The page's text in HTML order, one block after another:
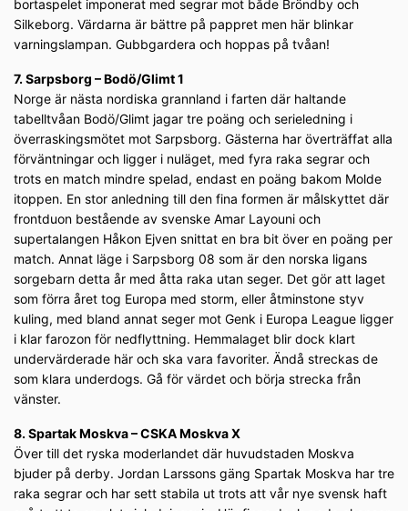
bortaspelet imponerat med segrar mot både Bröndby och
Silkeborg. Värdarna är bättre på pappret men här blinkar
varningslampan. Gubbgardera och hoppas på tvåan!
7. Sarpsborg – Bodö/Glimt 1
Norge är nästa nordiska grannland i farten där haltande
tabelltvåan Bodö/Glimt jagar tre poäng och serieledning i
överraskingsmötet mot Sarpsborg. Gästerna har överträffat alla
förväntningar och ligger i nuläget, med fyra raka segrar och
trots en match mindre spelad, endast en poäng bakom Molde
itoppen. En stor anledning till den fina formen är målskyttet där
frontduon bestående av svenske Amar Layouni och
supertalangen Håkon Ejven snittat en bra bit över en poäng per
match. Annat läge i Sarpsborg 08 som är den norska ligans
sorgebarn detta år med åtta raka utan seger. Det gör att laget
som förra året tog Europa med storm, eller åtminstone styv
kuling, med bland annat seger mot Genk i Europa League ligger
i klar farozon för nedflyttning. Hemmalaget blir dock klart
undervärderade här och ska vara favoriter. Ändå streckas de
som klara underdogs. Gå för värdet och börja strecka från
vänster.
8. Spartak Moskva – CSKA Moskva X
Över till det ryska moderlandet där huvudstaden Moskva
bjuder på derby. Jordan Larssons gäng Spartak Moskva har tre
raka segrar och har sett stabila ut trots att vår nye svensk haft